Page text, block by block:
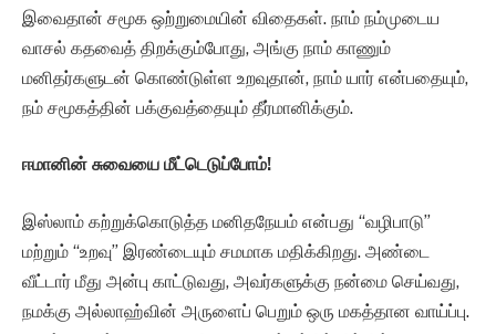
இவைதான் சமூக ஒற்றுமையின் விதைகள். நாம் நம்முடைய
வாசல் கதவைத் திறக்கும்போது, அங்கு நாம் காணும்
மனிதர்களுடன் கொண்டுள்ள உறவுதான், நாம் யார் என்பதையும்,
நம் சமூகத்தின் பக்குவத்தையும் தீர்மானிக்கும்.
ஈமானின் சுவையை மீட்டெடுப்போம்!
இஸ்லாம் கற்றுக்கொடுத்த மனிதநேயம் என்பது “வழிபாடு”
மற்றும் “உறவு” இரண்டையும் சமமாக மதிக்கிறது. அண்டை
வீட்டார் மீது அன்பு காட்டுவது, அவர்களுக்கு நன்மை செய்வது,
நமக்கு அல்லாஹ்வின் அருளைப் பெறும் ஒரு மகத்தான வாய்ப்பு.